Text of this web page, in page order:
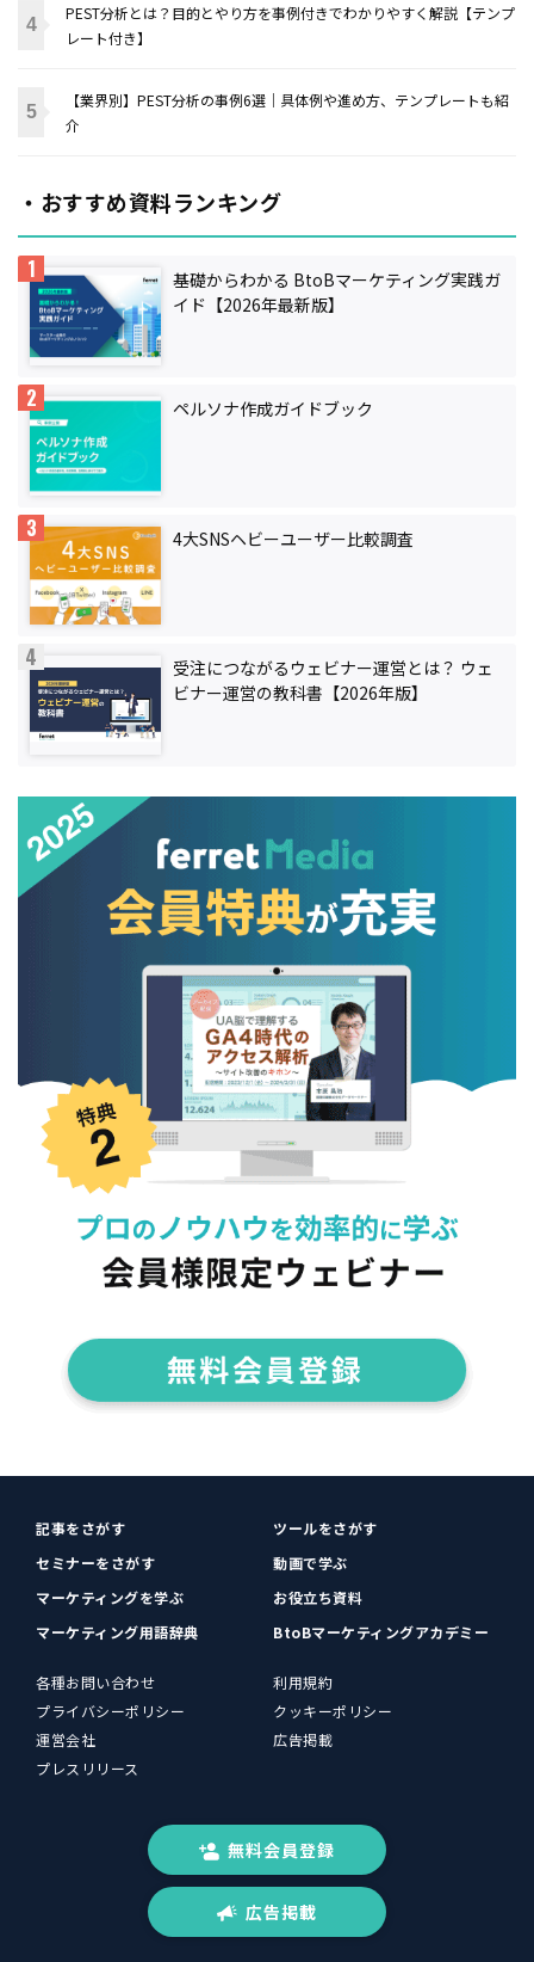
PEST分析とは？目的とやり方を事例付きでわかりやすく解説【テンプ
レート付き】
【業界別】PEST分析の事例6選｜具体例や進め方、テンプレートも紹
介
・おすすめ資料ランキング
基礎からわかる BtoBマーケティング実践ガ
イド【2026年最新版】
ペルソナ作成ガイドブック
4大SNSヘビーユーザー比較調査
受注につながるウェビナー運営とは？ ウェ
ビナー運営の教科書【2026年版】
記事をさがす
ツールをさがす
セミナーをさがす
動画で学ぶ
マーケティングを学ぶ
お役立ち資料
マーケティング用語辞典
BtoBマーケティングアカデミー
各種お問い合わせ
利用規約
プライバシーポリシー
クッキーポリシー
運営会社
広告掲載
プレスリリース
無料会員登録
広告掲載